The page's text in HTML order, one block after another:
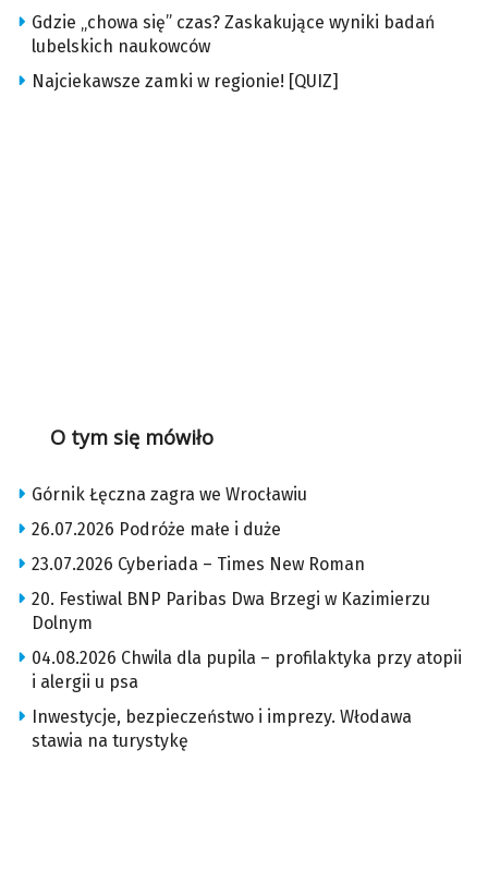
Gdzie „chowa się” czas? Zaskakujące wyniki badań
lubelskich naukowców
Najciekawsze zamki w regionie! [QUIZ]
O tym się mówiło
Górnik Łęczna zagra we Wrocławiu
26.07.2026 Podróże małe i duże
23.07.2026 Cyberiada – Times New Roman
20. Festiwal BNP Paribas Dwa Brzegi w Kazimierzu
Dolnym
04.08.2026 Chwila dla pupila – profilaktyka przy atopii
i alergii u psa
Inwestycje, bezpieczeństwo i imprezy. Włodawa
stawia na turystykę